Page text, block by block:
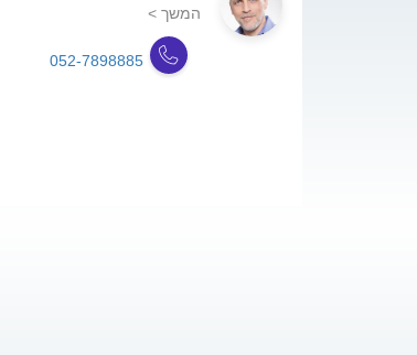
המשך >
052-7898885